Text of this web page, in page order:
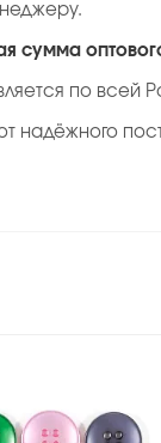
сумма
по всей
от надёжного